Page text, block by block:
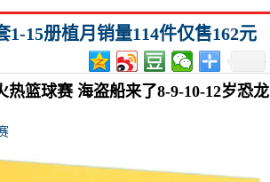
15册植月销量114件仅售162元
篮球赛 海盗船来了8-9-10-12岁恐龙